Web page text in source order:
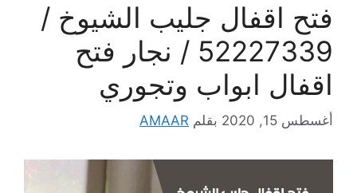
فتح اقفال جليب الشيوخ /
52227339 / نجار فتح
اقفال ابواب وتجوري
أغسطس 15, 2020 بقلم AMAAR